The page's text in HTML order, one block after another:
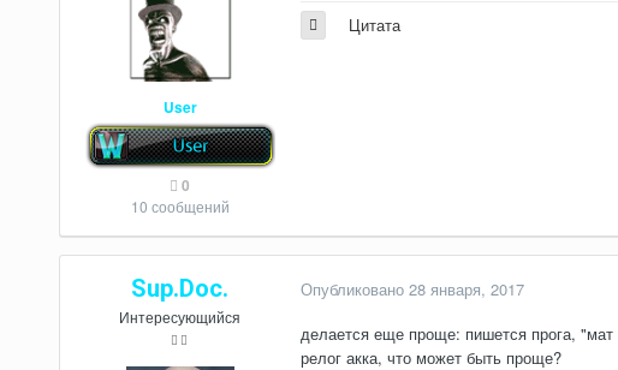
User
0
10 сообщений
Цитата
Sup.Doc.
Интересующийся
Опубликовано 28 января, 2017
делается еще проще: пишется прога, "мат
релог акка, что может быть проще?